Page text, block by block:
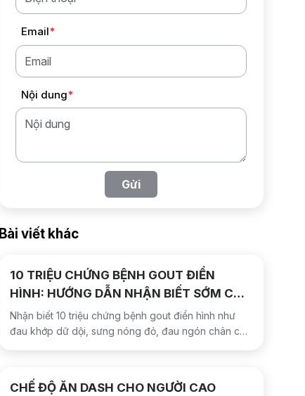
Email*
Nội dung*
Gửi
Bài viết khác
10 TRIỆU CHỨNG BỆNH GOUT ĐIỂN
HÌNH: HƯỚNG DẪN NHẬN BIẾT SỚM CƠN
GOUT CẤP
Nhận biết 10 triệu chứng bệnh gout điển hình như
đau khớp dữ dội, sưng nóng đỏ, đau ngón chân cái,
CHẾ ĐỘ ĂN DASH CHO NGƯỜI CAO